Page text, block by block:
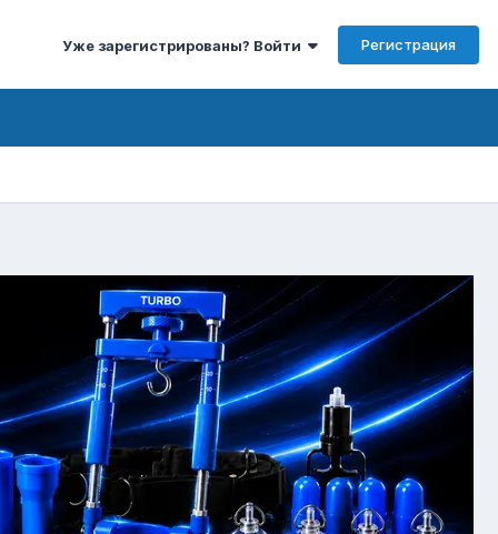
Уже зарегистрированы? Войти Регистрация